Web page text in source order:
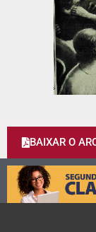
BAIXAR O